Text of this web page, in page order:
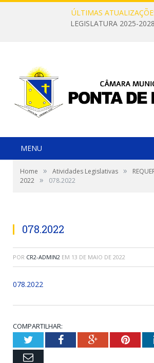
ÚLTIMAS
LEGISLATURA 2025-2028
MENU
Home » Atividades Legislativas »
2022 » 078.2022
078.2022
POR CR2-ADMIN2 EM 13 DE MAIO DE 2022
078.2022
COMPARTILHAR:
TwitterFacebookGoogle+
Email